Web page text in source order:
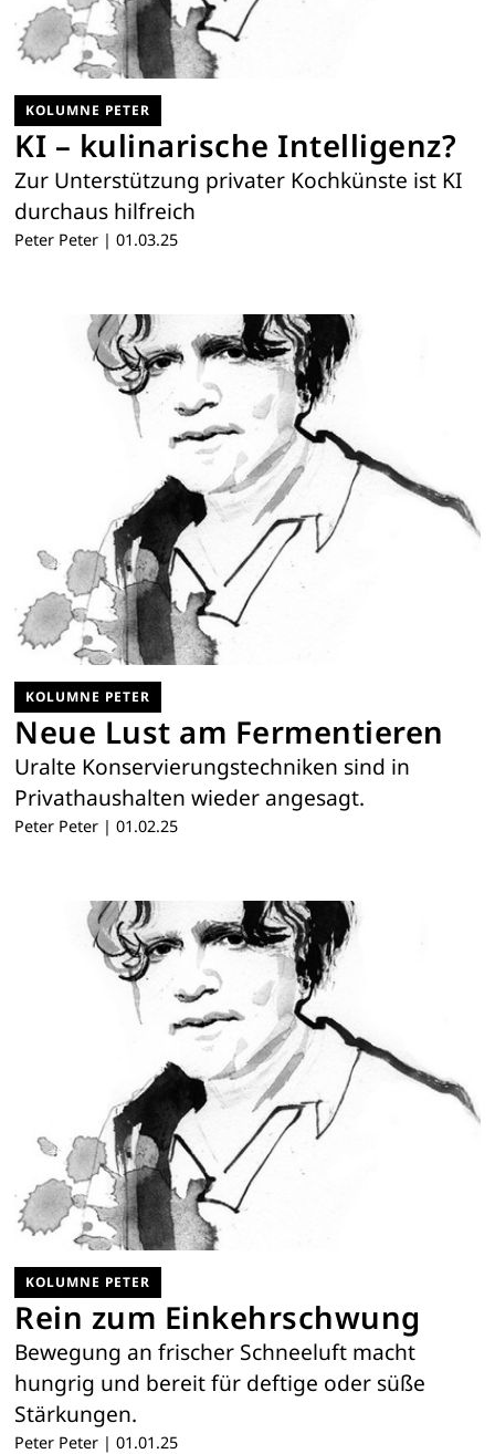
KOLUMNE PETER
KI – kulinarische Intelligenz?
Zur Unterstützung privater Kochkünste ist KI
durchaus hilfreich
Peter Peter | 01.03.25
KOLUMNE PETER
Neue Lust am Fermentieren
Uralte Konservierungstechniken sind in
Privathaushalten wieder angesagt.
Peter Peter | 01.02.25
KOLUMNE PETER
Rein zum Einkehrschwung
Bewegung an frischer Schneeluft macht
hungrig und bereit für deftige oder süße
Stärkungen.
Peter Peter | 01.01.25